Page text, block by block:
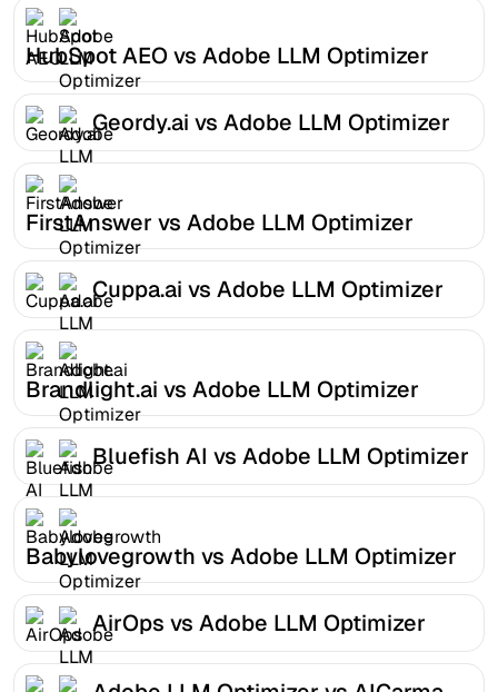
HubSpot AEO vs Adobe LLM Optimizer
Geordy.ai vs Adobe LLM Optimizer
FirstAnswer vs Adobe LLM Optimizer
Cuppa.ai vs Adobe LLM Optimizer
Brandlight.ai vs Adobe LLM Optimizer
Bluefish AI vs Adobe LLM Optimizer
Babylovegrowth vs Adobe LLM Optimizer
AirOps vs Adobe LLM Optimizer